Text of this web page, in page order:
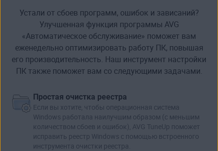
Устали от сбоев программ, ошибок и зависаний?
Улучшенная функция программы AVG
«Автоматическое обслуживание» поможет вам
еженедельно оптимизировать работу ПК, повышая
его производи­тельность. Наш инструмент настройки
ПК также поможет вам со следующими задачами.
Простая очистка реестра
Если вы хотите, чтобы операционная система
Windows работала наилучшим образом (с меньшим
количеством сбоев и ошибок), AVG TuneUp поможет
исправить реестр Windows с помощью встроенного
инструмента очистки реестра